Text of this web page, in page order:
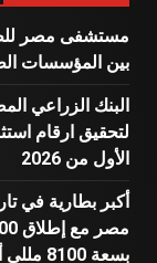
بين المؤسسات
البنك الزراعي
لتحقيق ارقام
الأول من 2026
بسعة 8100 مللي أمبير*